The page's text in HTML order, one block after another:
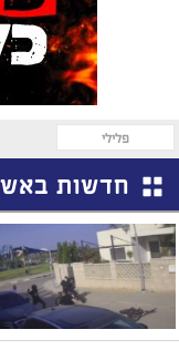
פלילי
חדשות